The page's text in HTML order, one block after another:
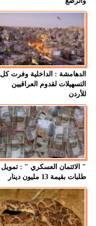
الدهامشة : الداخلية وفرت كل
التسهيلات لقدوم العراقيين
للأردن
" الائتمان العسكري " : تمويل
طلبات بقيمة 13 مليون دينار